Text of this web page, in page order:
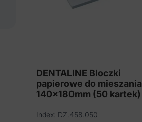
DENTALINE Bloczki
papierowe do mieszania
140x180mm (50 kartek)
Index: DZ.458.050